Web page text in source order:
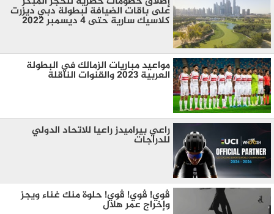
على باقات الضيافة لبطولة دبي ديزرت
كلاسيك سارية حتى 4 ديسمبر 2022
مواعيد مباريات الزمالك في البطولة
العربية 2023 والقنوات الناقلة
راعي بيراميدز راعيا للاتحاد الدولي
للدراجات
ڤوي! ڤوي! ڤوي! حلوة منك غناء ويجز
وإخراج عمر هلال